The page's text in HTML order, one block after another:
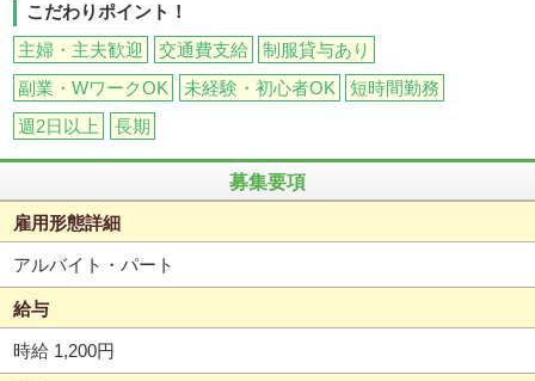
こだわりポイント！
主婦・主夫歓迎
交通費支給
制服貸与あり
副業・WワークOK
未経験・初心者OK
短時間勤務
週2日以上
長期
募集要項
雇用形態詳細
アルバイト・パート
給与
時給 1,200円